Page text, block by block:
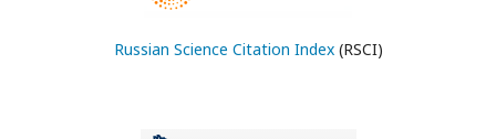
Russian Science Citation Index(RSCI)